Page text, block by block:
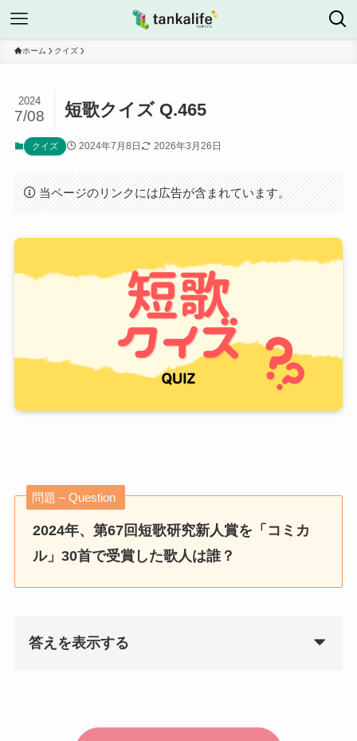
ホーム クイズ
短歌クイズ Q.465
2024
7/08
クイズ 2024年7月8日 2026年3月26日
当ページのリンクには広告が含まれています。
問題 – Question
2024年、第67回短歌研究新人賞を「コミカ
ル」30首で受賞した歌人は誰？
答えを表示する